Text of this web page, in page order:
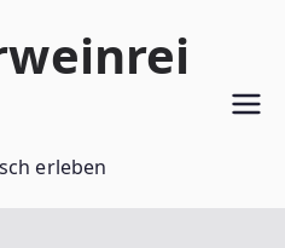
erleben